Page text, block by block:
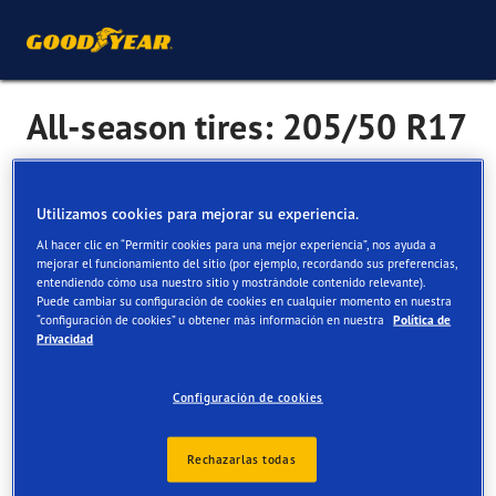
All-season tires: 205/50 R17
As the name suggests, all-season tyres are a great option
and conditions.
Designed to: cope with changing weather conditions like
rain, sleet, slush and even light snow.
195/65 R15
Utilizamos cookies para mejorar su experiencia.
Al hacer clic en “Permitir cookies para una mejor experiencia”, nos ayuda a
mejorar el funcionamiento del sitio (por ejemplo, recordando sus preferencias,
entendiendo cómo usa nuestro sitio y mostrándole contenido relevante).
Puede cambiar su configuración de cookies en cualquier momento en nuestra
“configuración de cookies” u obtener más información en nuestra
Política de
Privacidad
Configuración de cookies
Rechazarlas todas